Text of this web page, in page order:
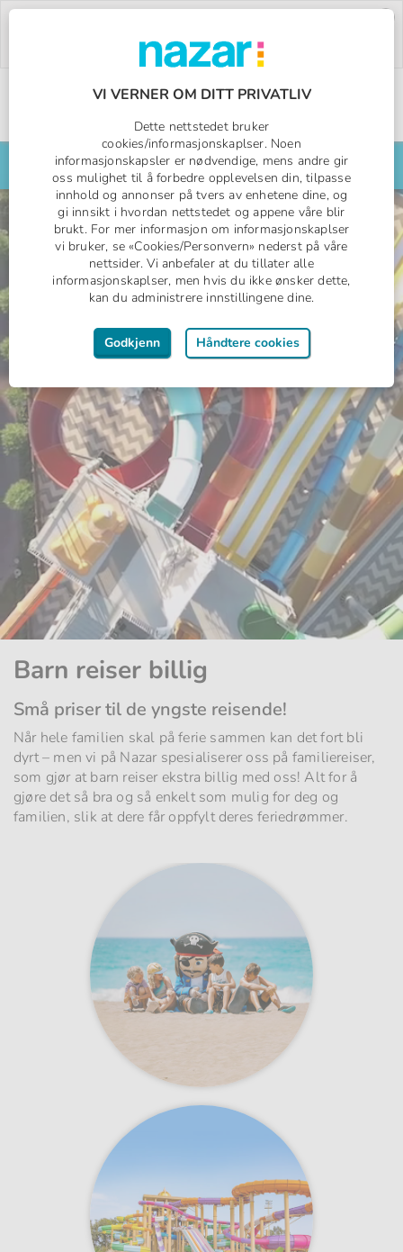
Bruk rabattkoden:PW26.
Nazar logo
Norges All Inclusive-spesialist
Søk din reise her
Barn reiser billig
Små priser til de yngste reisende!
Når hele familien skal på ferie sammen kan det fort bli
dyrt – men vi på Nazar spesialiserer oss på familiereiser,
som gjør at barn reiser ekstra billig med oss! Alt for å
gjøre det så bra og så enkelt som mulig for deg og
familien, slik at dere får oppfylt deres feriedrømmer.
VI VERNER OM DITT PRIVATLIV
Dette nettstedet bruker
cookies/informasjonskaplser. Noen
informasjonskapsler er nødvendige, mens andre gir
oss mulighet til å forbedre opplevelsen din, tilpasse
innhold og annonser på tvers av enhetene dine, og
gi innsikt i hvordan nettstedet og appene våre blir
brukt. For mer informasjon om informasjonskaplser
vi bruker, se «Cookies/Personvern» nederst på våre
nettsider. Vi anbefaler at du tillater alle
informasjonskaplser, men hvis du ikke ønsker dette,
kan du administrere innstillingene dine.
Godkjenn Håndtere cookies